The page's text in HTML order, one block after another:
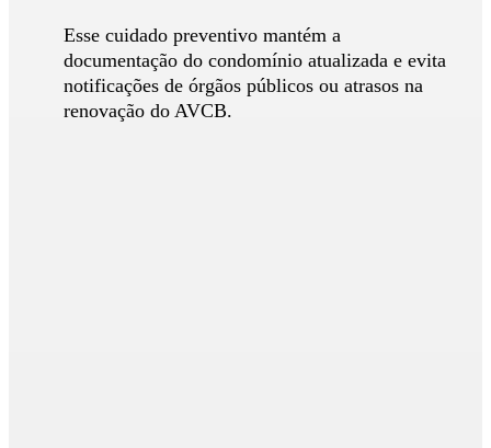
Esse cuidado preventivo mantém a
documentação do condomínio atualizada e evita
notificações de órgãos públicos ou atrasos na
renovação do AVCB.